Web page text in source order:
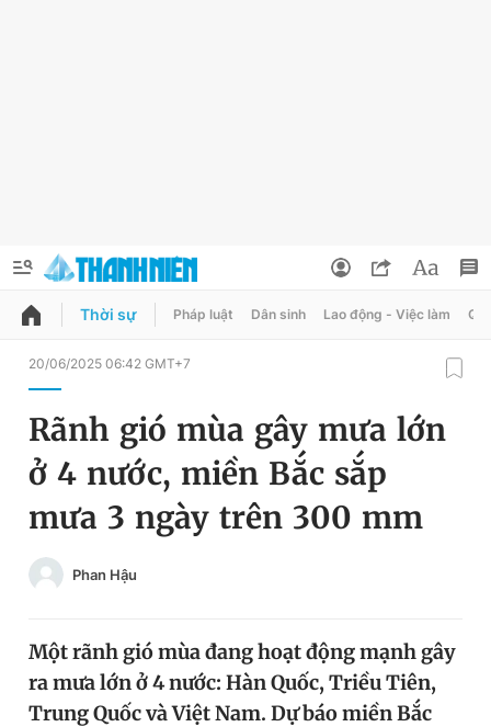
QUẢNG CÁO
Chuyên mục
Chuyên mục khác
Chào ngày mới
Video Magazine
Đổi mật khẩu
Tin đã lưu
Thời sự Pháp luật Dân sinh Lao động - Việc làm
20/06/2025 06:42 GMT+7
Rãnh gió mùa gây mưa lớn
ở 4 nước, miền Bắc sắp
mưa 3 ngày trên 300 mm
Phan Hậu
Một rãnh gió mùa đang hoạt động mạnh gây
ra mưa lớn ở 4 nước: Hàn Quốc, Triều Tiên,
Trung Quốc và Việt Nam. Dự báo miền Bắc